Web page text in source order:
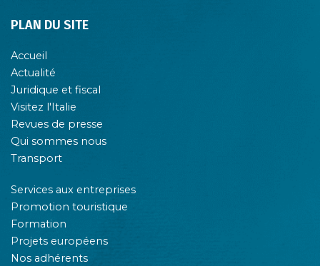
PLAN DU SITE
Accueil
Actualité
Juridique et fiscal
Visitez l'Italie
Revues de presse
Qui sommes nous
Transport
Services aux entreprises
Promotion touristique
Formation
Projets européens
Nos adhérents